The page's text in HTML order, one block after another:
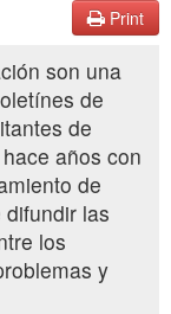
Print
son una
de
de
años con
de
las
los
y